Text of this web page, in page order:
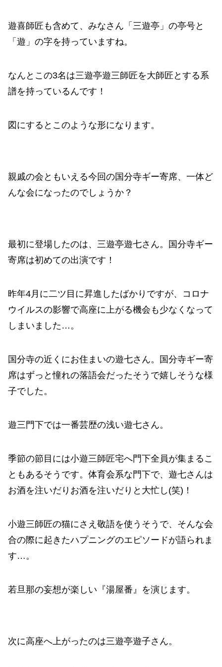
遊喜師匠も含めて、みなさん「三遊亭」の亭号と
「遊」の字を持っていますね。
なんとこの3名は三遊亭遊三師匠を大師匠とする系
譜を持っているんです！
図にするとこのような形になります。
親戚の会ともいえる今回の国分寺ギー寄席、一体ど
んな会になったのでしょうか？
最初に登場したのは、三遊亭遊七さん。国分寺ギー
寄席は初めての出演です！
昨年4月に二ツ目に昇進したばかりですが、コロナ
ウイルスの影響で高座に上がる機会も少なくなって
しまいました…。
国分寺の近くにお住まいの遊七さん。国分寺ギー寄
席はずっと憧れの落語会だったそうで嬉しそうな様
子でした。
遊三門下では一番芸歴の浅い遊七さん。
季節の節目には小遊三師匠宅へ門下全員が集まるこ
ともあるそうです。体育会系な門下で、遊七さんは
お酒を注いだりお酒を注いだりと大忙し(笑)！
小遊三師匠の猫にさえ敬語を使うそうで、そんな会
合の際に起きたハプニングのエピソードが語られま
す…。
若旦那の妄想が楽しい『湯屋番』を演じます。
次に高座へ上がったのは三遊亭遊子さん。